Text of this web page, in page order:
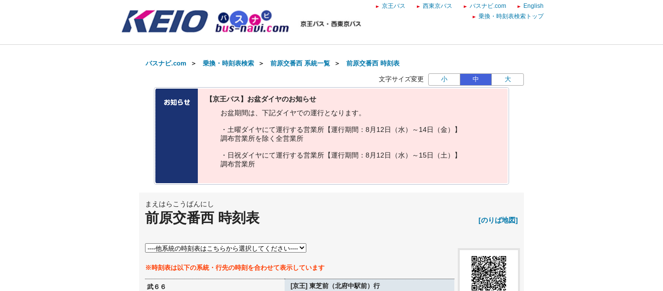
京王バス 西東京バス バスナビ.com
English
乗換・時刻表検索トップ
バスナビ.com ＞ 乗換・時刻表検索 ＞ 前原交番西 系統一覧 ＞ 前原交番西 時刻表
文字サイズ変更 小 中 大
【京王バス】お盆ダイヤのお知らせ
お盆期間は 下記ダイヤでの運行と な り ます。
・ 土曜ダイヤにて運行する営業所 【運行期間 ： 8 月 1 2日 （水） ～ 14日 （金）
】
調布営業所を除 く 全営業所
・ 日祝ダイヤにて運行する営業所 【運行期間 ： 8 月 1 2日 （水） ～ 15日 （土）
】
調布営業所
まえはらこうばんにし
前原交番西 時刻表 [のりば地図]
※時刻表は以下の系統・行先の時刻を合わせて表示しています
武６６ [京王] 東芝前（北府中駅前）行